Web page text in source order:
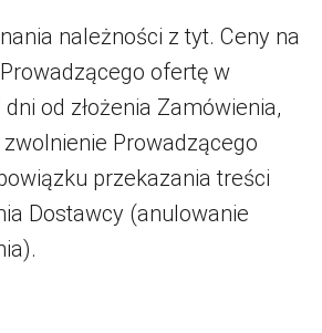
należności z tyt. Ceny na
ofertę w
od złożenia Zamówienia,
Prowadzącego
przekazania treści
Dostawcy (anulowanie